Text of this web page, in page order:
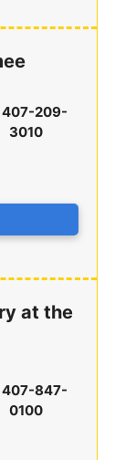
407-209-
3010
at the
407-847-
0100